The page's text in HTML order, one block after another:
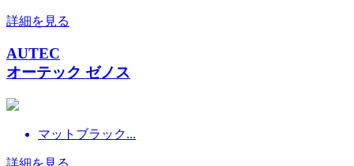
詳細を見る
AUTEC
オーテック ゼノス
マットブラック...
詳細を見る